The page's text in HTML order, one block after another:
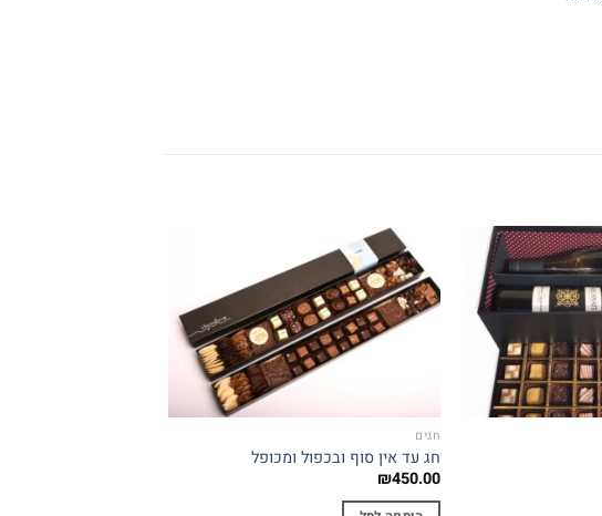
Add to
wishlist
wishlist
חגים
חג עד אין סוף ובכפול ומכופל
₪450.00